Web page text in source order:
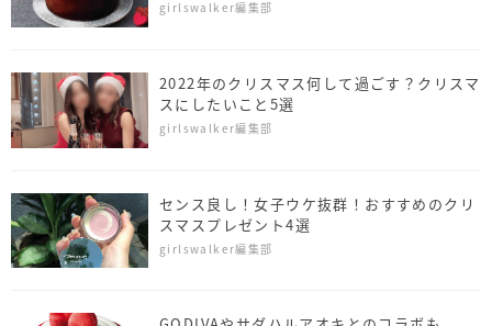
girlswalker編集部
2022年のクリスマス何して過ごす？クリスマ
スにしたいこと5選
girlswalker編集部
センス良し！女子ウケ抜群！おすすめのクリ
スマスプレゼント4選
girlswalker編集部